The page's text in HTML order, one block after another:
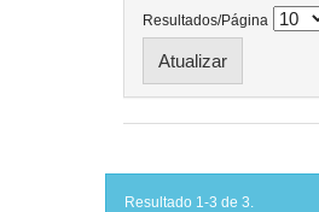
Resultados/Página
Resultado 1-3 de 3.